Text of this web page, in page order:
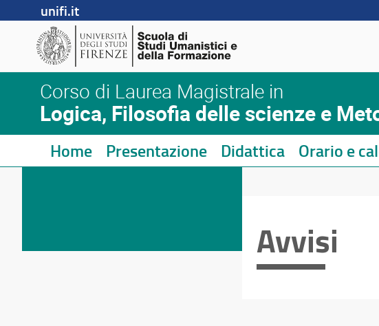
unifi.it
Corso di Laurea Magistrale in
Logica, Filosofia delle scienze e
Home Presentazione Didattica Orario e
Avvisi